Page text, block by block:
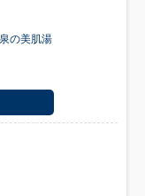
の美肌湯